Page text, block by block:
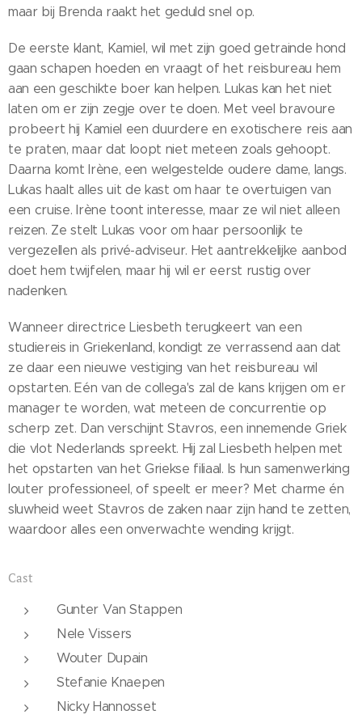
maar bij Brenda raakt het geduld snel op.
De eerste klant, Kamiel, wil met zijn goed getrainde hond
gaan schapen hoeden en vraagt of het reisbureau hem
aan een geschikte boer kan helpen. Lukas kan het niet
laten om er zijn zegje over te doen. Met veel bravoure
probeert hij Kamiel een duurdere en exotischere reis aan
te praten, maar dat loopt niet meteen zoals gehoopt.
Daarna komt Irène, een welgestelde oudere dame, langs.
Lukas haalt alles uit de kast om haar te overtuigen van
een cruise. Irène toont interesse, maar ze wil niet alleen
reizen. Ze stelt Lukas voor om haar persoonlijk te
vergezellen als privé-adviseur. Het aantrekkelijke aanbod
doet hem twijfelen, maar hij wil er eerst rustig over
nadenken.
Wanneer directrice Liesbeth terugkeert van een
studiereis in Griekenland, kondigt ze verrassend aan dat
ze daar een nieuwe vestiging van het reisbureau wil
opstarten. Eén van de collega's zal de kans krijgen om er
manager te worden, wat meteen de concurrentie op
scherp zet. Dan verschijnt Stavros, een innemende Griek
die vlot Nederlands spreekt. Hij zal Liesbeth helpen met
het opstarten van het Griekse filiaal. Is hun samenwerking
louter professioneel, of speelt er meer? Met charme én
sluwheid weet Stavros de zaken naar zijn hand te zetten,
waardoor alles een onverwachte wending krijgt.
Cast
Gunter Van Stappen
Nele Vissers
Wouter Dupain
Stefanie Knaepen
Nicky Hannosset